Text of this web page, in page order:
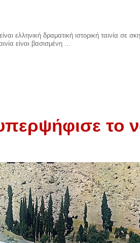
ελληνική δραματική ιστορική ταινία σε
είναι βασισμένη ...
το